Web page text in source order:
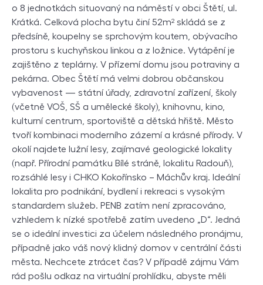
o 8 jednotkách situovaný na náměstí v obci Štětí, ul.
Krátká. Celková plocha bytu činí 52m² skládá se z
předsíně, koupelny se sprchovým koutem, obývacího
prostoru s kuchyňskou linkou a z ložnice. Vytápění je
zajištěno z teplárny. V přízemí domu jsou potraviny a
pekárna. Obec Štětí má velmi dobrou občanskou
vybavenost — státní úřady, zdravotní zařízení, školy
(včetně VOŠ, SŠ a umělecké školy), knihovnu, kino,
kulturní centrum, sportoviště a dětská hřiště. Město
tvoří kombinaci moderního zázemí a krásné přírody. V
okolí najdete lužní lesy, zajímavé geologické lokality
(např. Přírodní památku Bílé stráně, lokalitu Radouň),
rozsáhlé lesy i CHKO Kokořínsko – Máchův kraj. Ideální
lokalita pro podnikání, bydlení i rekreaci s vysokým
standardem služeb. PENB zatím není zpracováno,
vzhledem k nízké spotřebě zatím uvedeno „D“. Jedná
se o ideální investici za účelem následného pronájmu,
případně jako váš nový klidný domov v centrální části
města. Nechcete ztrácet čas? V případě zájmu Vám
rád pošlu odkaz na virtuální prohlídku, abyste měli